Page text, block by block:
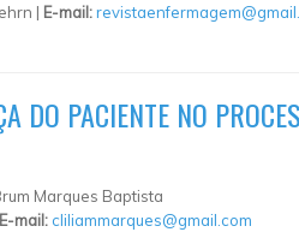
| E-mail:
DO PACIENTE NO
Marques Baptista
E-mail: cliliammarques@gmail.com